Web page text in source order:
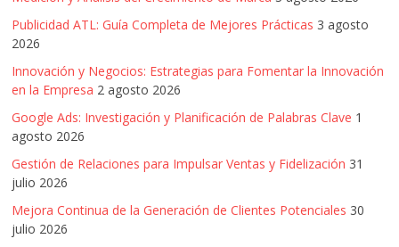
|
Noticias
de
Actualidad
y
Publicidad ATL: Guía Completa de Mejores Prácticas 3 agosto
2026
Innovación y Negocios: Estrategias para Fomentar la Innovación
en la Empresa 2 agosto 2026
Google Ads: Investigación y Planificación de Palabras Clave 1
agosto 2026
Gestión de Relaciones para Impulsar Ventas y Fidelización 31
julio 2026
Mejora Continua de la Generación de Clientes Potenciales 30
julio 2026